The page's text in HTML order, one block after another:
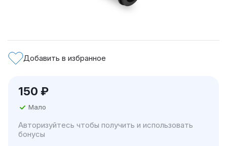
Добавить в избранное
150 ₽
Мало
Авторизуйтесь чтобы получить и использовать
бонусы